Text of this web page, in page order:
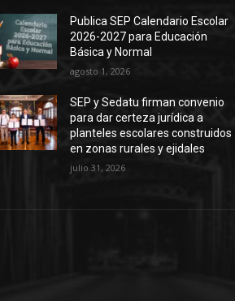
Publica SEP Calendario Escolar
2026-2027 para Educación
Básica y Normal
agosto 1, 2026
SEP y Sedatu firman convenio
para dar certeza jurídica a
planteles escolares construidos
en zonas rurales y ejidales
julio 31, 2026